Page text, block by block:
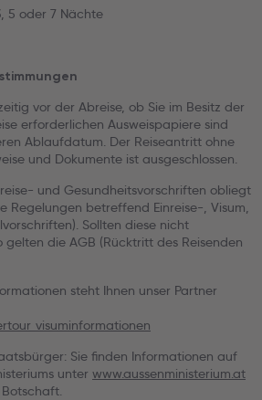
5 oder 7 Nächte
vor der Abreise, ob Sie im Besitz der
erforderlichen Ausweispapiere sind
Ablaufdatum. Der Reiseantritt ohne
und Dokumente ist ausgeschlossen.
und Gesundheitsvorschriften obliegt
Regelungen betreffend Einreise-, Visum,
Sollten diese nicht
die AGB (Rücktritt des Reisenden
steht Ihnen unser Partner
Sie finden Informationen auf
unter www.aussenministerium.at